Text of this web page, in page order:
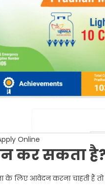
Online
कर सकता
लिए आवेदन करना चाहती हैं तो